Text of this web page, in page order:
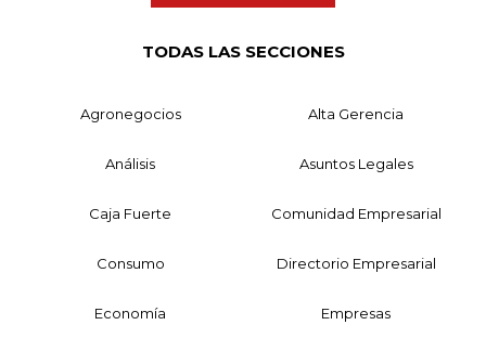
TODAS LAS SECCIONES
Agronegocios Alta Gerencia
Análisis Asuntos Legales
Caja Fuerte Comunidad Empresarial
Consumo Directorio Empresarial
Economía Empresas